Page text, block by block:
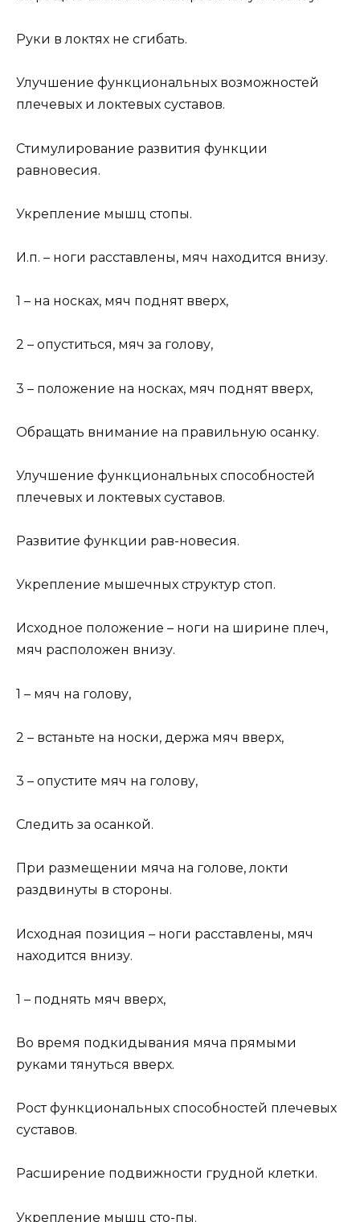
Руки в локтях не сгибать.
Улучшение функциональных возможностей
плечевых и локтевых суставов.
Стимулирование развития функции
равновесия.
Укрепление мышц стопы.
И.п. – ноги расставлены, мяч находится внизу.
1 – на носках, мяч поднят вверх,
2 – опуститься, мяч за голову,
3 – положение на носках, мяч поднят вверх,
Обращать внимание на правильную осанку.
Улучшение функциональных способностей
плечевых и локтевых суставов.
Развитие функции рав-новесия.
Укрепление мышечных структур стоп.
Исходное положение – ноги на ширине плеч,
мяч расположен внизу.
1 – мяч на голову,
2 – встаньте на носки, держа мяч вверх,
3 – опустите мяч на голову,
Следить за осанкой.
При размещении мяча на голове, локти
раздвинуты в стороны.
Исходная позиция – ноги расставлены, мяч
находится внизу.
1 – поднять мяч вверх,
Во время подкидывания мяча прямыми
руками тянуться вверх.
Рост функциональных способностей плечевых
суставов.
Расширение подвижности грудной клетки.
Укрепление мышц сто-пы.